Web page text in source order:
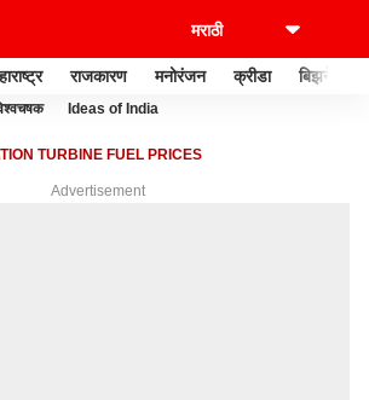
राजकारण मनोरंजन क्रीडा बिझनेस
Ideas of India
TURBINE FUEL PRICES
Advertisement